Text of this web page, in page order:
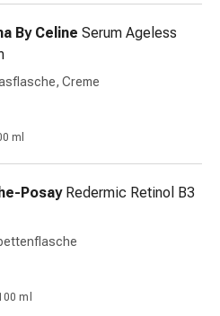
By Celine Serum Ageless
Creme
ml
Posay Redermic Retinol B3
ml